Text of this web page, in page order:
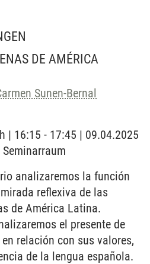
DE AMÉRICA
Sunen-Bernal
| 16:15 - 17:45 | 09.04.2025
analizaremos la función
reflexiva de las
de América Latina.
el presente de
relación con sus valores,
de la lengua española.